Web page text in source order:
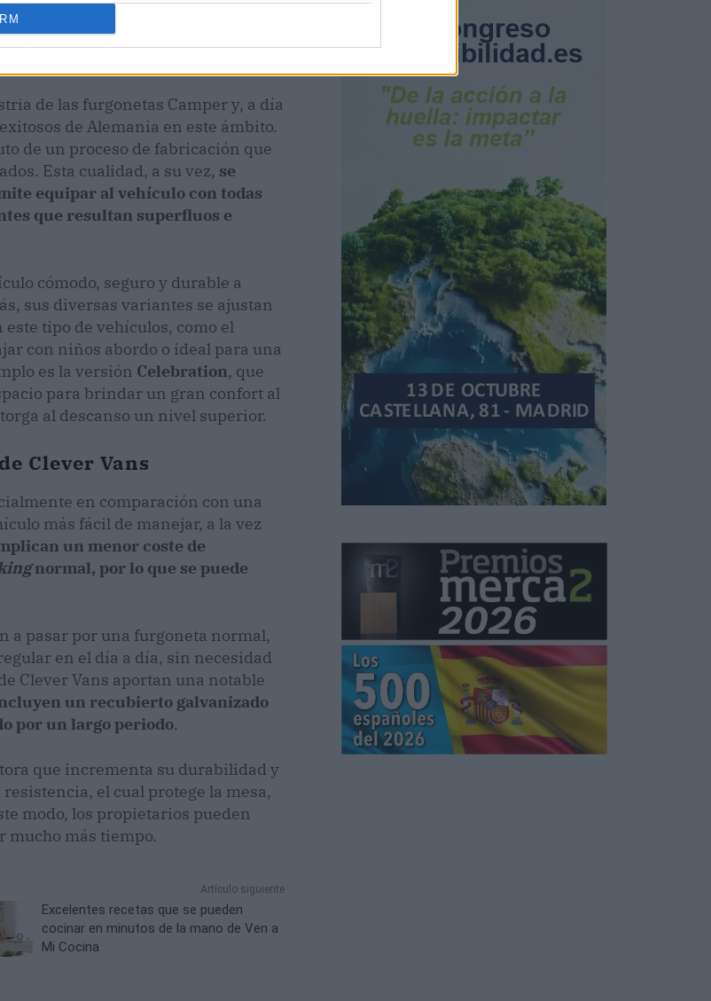
a precios altamente
de las furgonetas Camper y, a día
de Alemania en este ámbito.
de un proceso de fabricación que
Esta cualidad, a su vez, se
equipar al vehículo con todas
que resultan superfluos e
cómodo, seguro y durable a
sus diversas variantes se ajustan
tipo de vehículos, como el
con niños abordo o ideal para una
es la versión Celebration, que
para brindar un gran confort al
al descanso un nivel superior.
Clever Vans
en comparación con una
más fácil de manejar, a la vez
un menor coste de
normal, por lo que se puede
a pasar por una furgoneta normal,
en el día a día, sin necesidad
Clever Vans aportan una notable
un recubierto galvanizado
por un largo periodo.
que incrementa su durabilidad y
el cual protege la mesa,
modo, los propietarios pueden
mucho más tiempo.
Artículo siguiente
Excelentes recetas que se pueden
cocinar en minutos de la mano de Ven a
Mi Cocina